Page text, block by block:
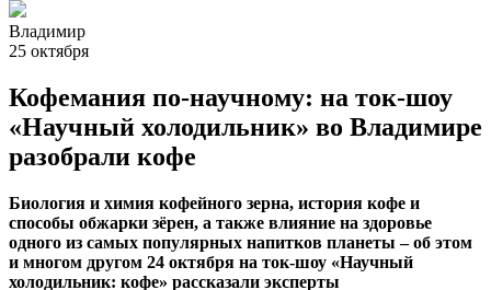
Владимир
25 октября
Кофемания по-научному: на ток-шоу
«Научный холодильник» во Владимире
разобрали кофе
Биология и химия кофейного зерна, история кофе и
способы обжарки зёрен, а также влияние на здоровье
одного из самых популярных напитков планеты – об этом
и многом другом 24 октября на ток-шоу «Научный
холодильник: кофе» рассказали эксперты